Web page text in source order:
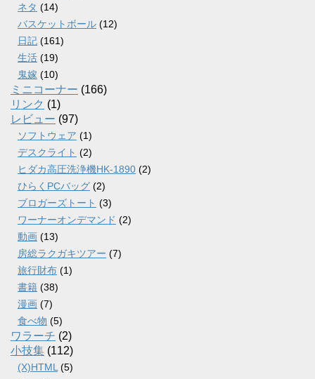
ネタ (14)
バスケットボール (12)
日記 (161)
生活 (19)
鬼嫁 (10)
ミニコーナー (166)
リンク (1)
レビュー (97)
ソフトウェア (1)
デスクライト (2)
ヒダカ高圧洗浄機HK-1890 (2)
ひらくPCバッグ (2)
ブロガーズトート (3)
ワーナーオンデマンド (2)
動画 (13)
房総ラクガキツアー (7)
旅行財布 (1)
書籍 (38)
漫画 (7)
食べ物 (5)
ワラーチ (2)
小技集 (112)
(X)HTML(5)